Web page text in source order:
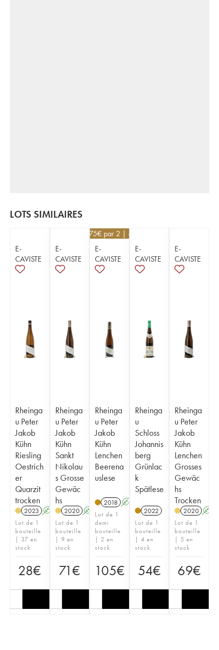
LOTS SIMILAIRES
E-
CAVISTE
Rheinga
u Peter
Jakob
Kühn
Riesling
Oestrich
er
Quarzit
trocken
2023 A
Lot de 1
bouteille
| 37 en
stock
28€
E-
CAVISTE
Rheinga
u Peter
Jakob
Kühn
Sankt
Nikolau
s Grosse
Gewäc
hs
2020 A
Lot de 1
bouteille
| 9 en
stock
71€
99,75€ par 2 | -5%
E-
CAVISTE
Rheinga
u Peter
Jakob
Kühn
Lenchen
Beerena
uslese
2018 A
Lot de 1
demi
bouteille
| 2 en
stock
105€
E-
CAVISTE
Rheinga
u
Schloss
Johannis
berg
Grünlac
k
Spätlese
2022
Lot de 1
bouteille
| 4 en
stock
54€
E-
CAVISTE
Rheinga
u Peter
Jakob
Kühn
Lenchen
Grosses
Gewäc
hs
Trocken
2020 A
Lot de 1
bouteille
| 5 en
stock
69€